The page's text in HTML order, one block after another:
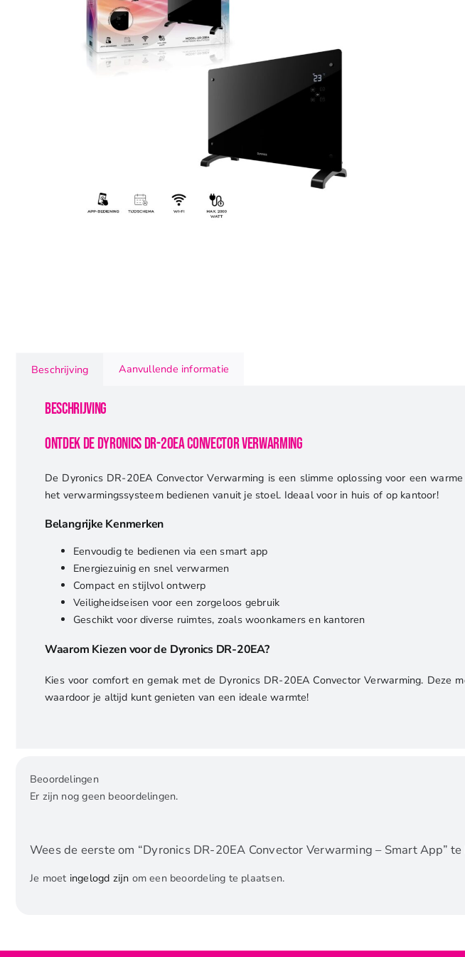
Beschrijving Aanvullende informatie
Beschrijving
Ontdek de Dyronics DR-20EA Convector Verwarming
De Dyronics DR-20EA Convector Verwarming is een slimme oplossing voor een
het verwarmingssysteem bedienen vanuit je stoel. Ideaal voor in huis of op kantoor!
Belangrijke Kenmerken
Eenvoudig te bedienen via een smart app
Energiezuinig en snel verwarmen
Compact en stijlvol ontwerp
Veiligheidseisen voor een zorgeloos gebruik
Geschikt voor diverse ruimtes, zoals woonkamers en kantoren
Waarom Kiezen voor de Dyronics DR-20EA?
Kies voor comfort en gemak met de Dyronics DR-20EA Convector Verwarming.
waardoor je altijd kunt genieten van een ideale warmte!
Beoordelingen
Er zijn nog geen beoordelingen.
Wees de eerste om “Dyronics DR-20EA Convector Verwarming – Smart App”
Je moet ingelogd zijn om een beoordeling te plaatsen.